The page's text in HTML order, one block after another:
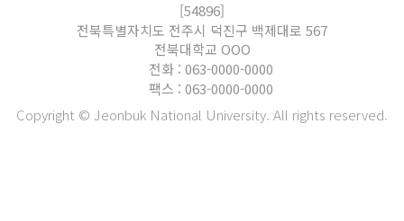
[54896]
전북특별자치도 전주시 덕진구 백제대로 567
전북대학교 OOO
전화 : 063-0000-0000
팩스 : 063-0000-0000
Copyright © Jeonbuk National University. All rights reserved.